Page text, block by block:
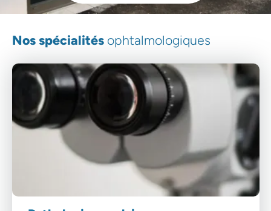
Nos spécialitésophtalmologiques